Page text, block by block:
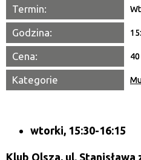
Termin:
Godzina:
Cena:
Kategorie
wtorki, 15:30-16:15
Klub Olsza, ul.